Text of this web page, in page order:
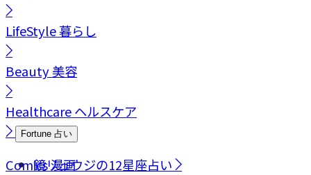
LifeStyle暮らし
Beauty美容
Healthcareヘルスケア
Fortune 占い
鏡リュウジの12星座占い
Comics漫画